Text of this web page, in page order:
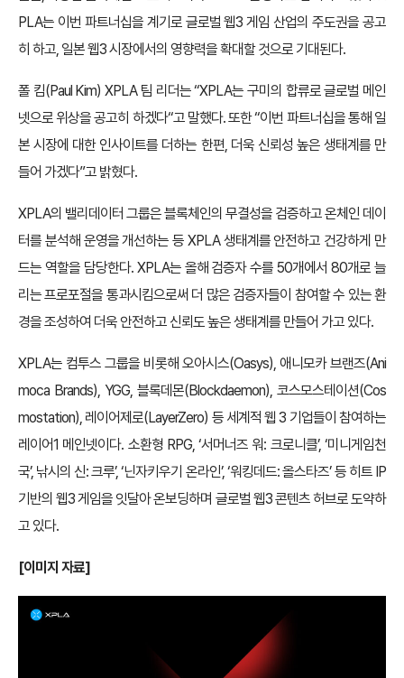
PLA는 이번 파트너십을 계기로 글로벌 웹3 게임 산업의 주도권을 공고
히 하고, 일본 웹3 시장에서의 영향력을 확대할 것으로 기대된다.
폴 킴(Paul Kim) XPLA 팀 리더는 “XPLA는 구미의 합류로 글로벌 메인
넷으로 위상을 공고히 하겠다“고 말했다. 또한 “이번 파트너십을 통해 일
본 시장에 대한 인사이트를 더하는 한편, 더욱 신뢰성 높은 생태계를 만
들어 가겠다”고 밝혔다.
XPLA의 밸리데이터 그룹은 블록체인의 무결성을 검증하고 온체인 데이
터를 분석해 운영을 개선하는 등 XPLA 생태계를 안전하고 건강하게 만
드는 역할을 담당한다. XPLA는 올해 검증자 수를 50개에서 80개로 늘
리는 프로포절을 통과시킴으로써 더 많은 검증자들이 참여할 수 있는 환
경을 조성하여 더욱 안전하고 신뢰도 높은 생태계를 만들어 가고 있다.
XPLA는 컴투스 그룹을 비롯해 오아시스(Oasys), 애니모카 브랜즈(Ani
moca Brands), YGG, 블록데몬(Blockdaemon), 코스모스테이션(Cos
mostation), 레이어제로(LayerZero) 등 세계적 웹 3 기업들이 참여하는
레이어1 메인넷이다. 소환형 RPG, ‘서머너즈 워: 크로니클’, ‘미니게임천
국’, 낚시의 신: 크루’, ‘닌자키우기 온라인’, ‘워킹데드: 올스타즈’ 등 히트 IP
기반의 웹3 게임을 잇달아 온보딩하며 글로벌 웹3 콘텐츠 허브로 도약하
고 있다.
[이미지 자료]